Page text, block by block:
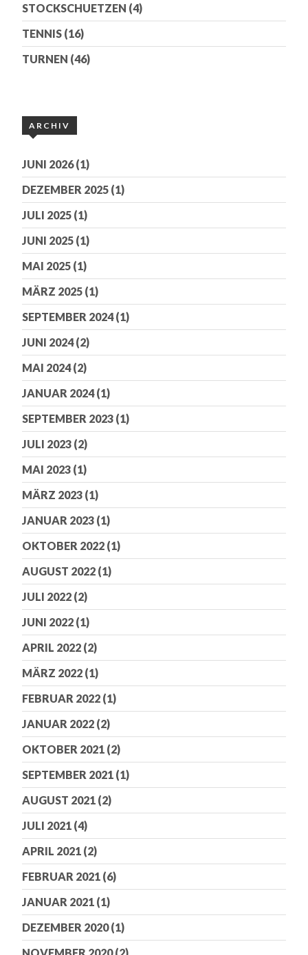
STOCKSCHUETZEN (4)
TENNIS (16)
TURNEN (46)
ARCHIV
JUNI 2026(1)
DEZEMBER 2025 (1)
JULI 2025 (1)
JUNI 2025 (1)
MAI 2025 (1)
MÄRZ 2025 (1)
SEPTEMBER 2024(1)
JUNI 2024(2)
MAI 2024(2)
JANUAR 2024(1)
SEPTEMBER 2023 (1)
JULI 2023 (2)
MAI 2023 (1)
MÄRZ 2023 (1)
JANUAR 2023 (1)
OKTOBER 2022 (1)
AUGUST 2022 (1)
JULI 2022 (2)
JUNI 2022 (1)
APRIL 2022 (2)
MÄRZ 2022 (1)
FEBRUAR 2022 (1)
JANUAR 2022 (2)
OKTOBER 2021 (2)
SEPTEMBER 2021 (1)
AUGUST 2021 (2)
JULI 2021 (4)
APRIL 2021 (2)
FEBRUAR 2021 (6)
JANUAR 2021 (1)
DEZEMBER 2020(1)